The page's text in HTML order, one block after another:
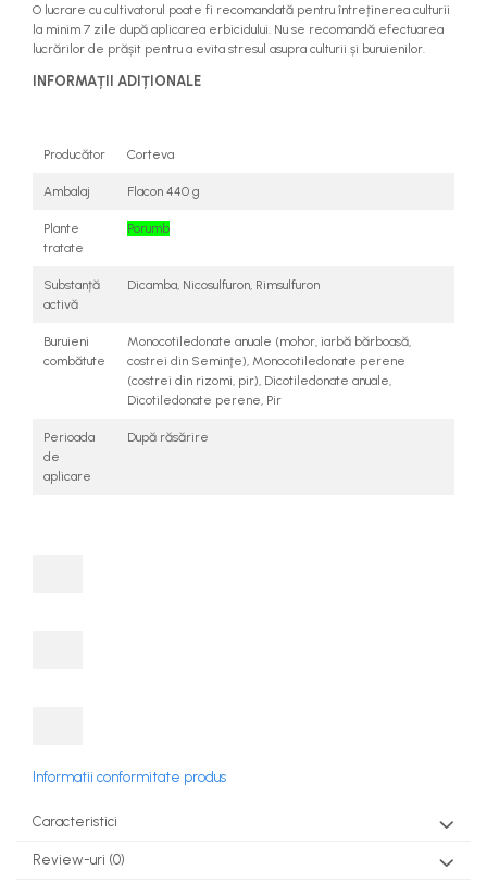
O lucrare cu cultivatorul poate fi recomandată pentru întreținerea culturii
la minim 7 zile după aplicarea erbicidului. Nu se recomandă efectuarea
lucrărilor de prășit pentru a evita stresul asupra culturii și buruienilor.
INFORMAȚII ADIȚIONALE
Producător Corteva
Ambalaj Flacon 440 g
Plante
tratate
Porumb
Substanță
activă
Dicamba, Nicosulfuron, Rimsulfuron
Buruieni
combătute
Monocotiledonate anuale (mohor, iarbă bărboasă,
costrei din Seminţe), Monocotiledonate perene
(costrei din rizomi, pir), Dicotiledonate anuale,
Dicotiledonate perene, Pir
Perioada
de
aplicare
După răsărire
Informatii conformitate produs
Caracteristici
Review-uri (0)